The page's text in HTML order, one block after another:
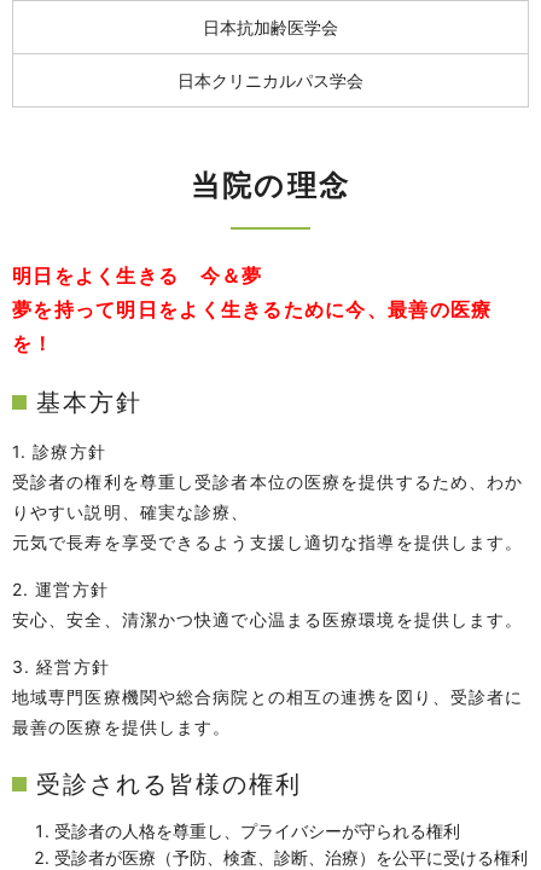
日本抗加齢医学会
日本クリニカルパス学会
当院の理念
明日をよく生きる 今＆夢
夢を持って明日をよく生きるために今、最善の医療
を！
基本方針
1. 診療方針
受診者の権利を尊重し受診者本位の医療を提供するため、わか
りやすい説明、確実な診療、
元気で長寿を享受できるよう支援し適切な指導を提供します。
2. 運営方針
安心、安全、清潔かつ快適で心温まる医療環境を提供します。
3. 経営方針
地域専門医療機関や総合病院との相互の連携を図り、受診者に
最善の医療を提供します。
受診される皆様の権利
受診者の人格を尊重し、プライバシーが守られる権利
受診者が医療（予防、検査、診断、治療）を公平に受ける権利